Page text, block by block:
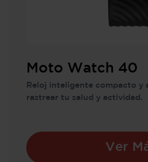
Moto Watch 40
Reloj inteligente compacto y
rastrear tu salud y actividad.
Ver